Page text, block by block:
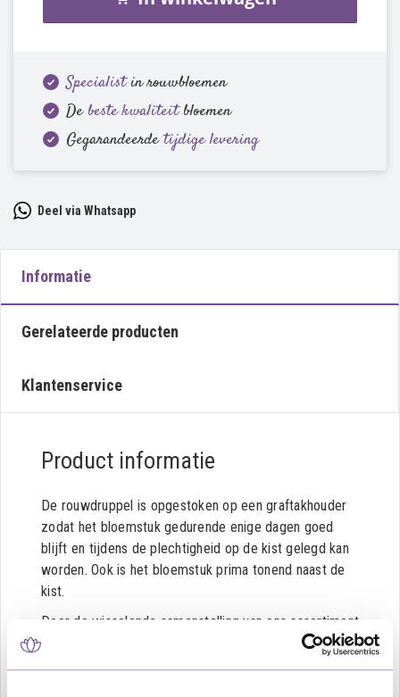
Specialistin rouwbloemen
Debeste kwaliteitbloemen
Gegarandeerdetijdige levering
Deel via Whatsapp
Informatie
Gerelateerde producten
Klantenservice
Product informatie
De rouwdruppel is opgestoken op een graftakhouder
zodat het bloemstuk gedurende enige dagen goed
blijft en tijdens de plechtigheid op de kist gelegd kan
worden. Ook is het bloemstuk prima tonend naast de
kist.
Door de wisselende samenstelling van ons assortiment
kan het zijn dat een bepaalde bloem uit het getoonde